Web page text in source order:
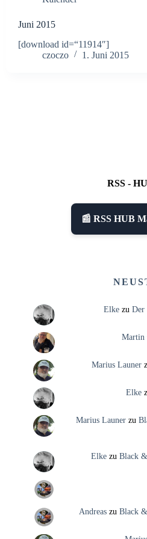
Juni 2015
[download id=“11914″]
czoczo
1. Juni 2015
RSS -
📰 RSS HUB
Elkezu Der
Martin
Marius Launer
Elke
Marius Launerzu
Elkezu Black
Andreaszu Black